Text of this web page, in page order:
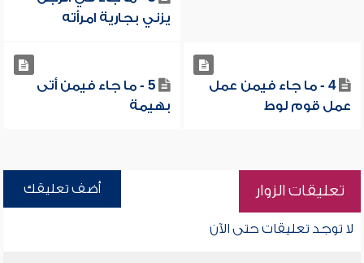
يزني بجارية امرأته
4 - ما جاء فيمن عمل
عمل قوم لوط
5 - ما جاء فيمن أتى
بهيمة
تعليقات الزوار أضف تعليقك
لا توجد تعليقات حتى الآن